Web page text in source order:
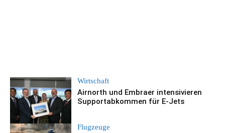
Wirtschaft
Airnorth und Embraer intensivieren
Supportabkommen für E-Jets
Flugzeuge